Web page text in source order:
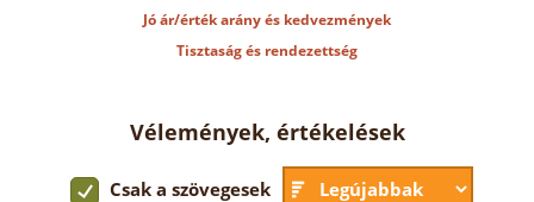
Jó ár/érték arány és kedvezmények
Tisztaság és rendezettség
Vélemények, értékelések
Csak a szövegesek